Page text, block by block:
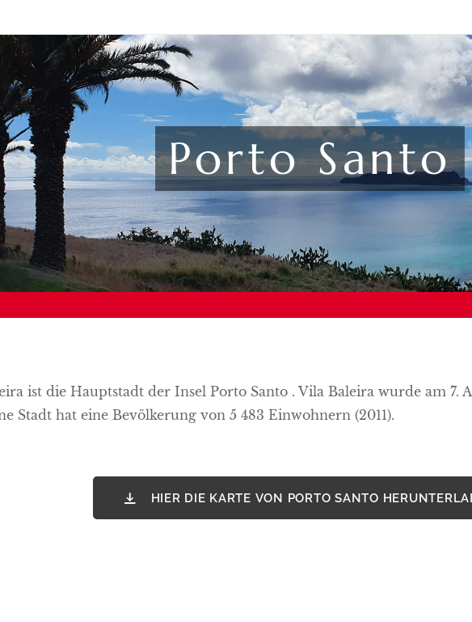
Porto Santo
ist die Hauptstadt der Insel Porto Santo . Vila Baleira wurde am 7.
Stadt hat eine Bevölkerung von 5 483 Einwohnern (2011).
HIER DIE KARTE VON PORTO SANTO